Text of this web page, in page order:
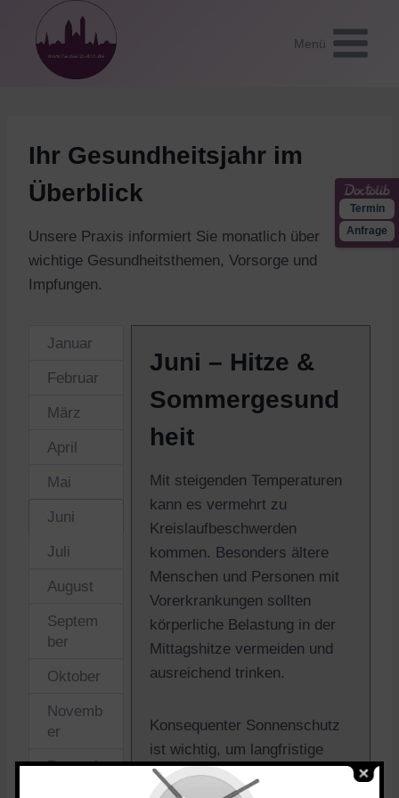
springen
Menü
Ihr Gesundheitsjahr im
Überblick
Unsere Praxis informiert Sie monatlich über
wichtige Gesundheitsthemen, Vorsorge und
Impfungen.
Januar
Februar
März
April
Mai
Juni
Juli
August
Septem
ber
Oktober
Novemb
er
Dezemb
Juni – Hitze &
Sommergesund
heit
Mit steigenden Temperaturen
kann es vermehrt zu
Kreislaufbeschwerden
kommen. Besonders ältere
Menschen und Personen mit
Vorerkrankungen sollten
körperliche Belastung in der
Mittagshitze vermeiden und
ausreichend trinken.
Konsequenter Sonnenschutz
ist wichtig, um langfristige
Hautschäden zu vermeiden.
Termin
Anfrage